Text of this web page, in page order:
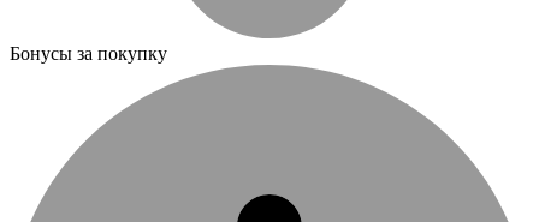
Бонусы за покупку